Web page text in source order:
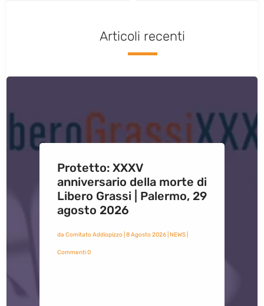
Articoli recenti
Protetto: XXXV
anniversario della morte di
Libero Grassi | Palermo, 29
agosto 2026
da Comitato Addiopizzo| 8 Agosto 2026| NEWS|
Commenti 0